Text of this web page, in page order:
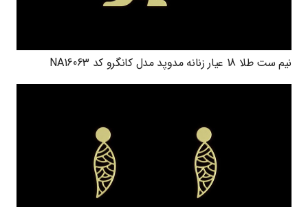
نیم ست طلا 18 عیار زنانه مدوپد مدل کانگرو کد NA16063